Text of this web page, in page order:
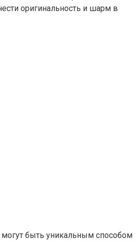
оригинальность и шарм в
быть уникальным способом